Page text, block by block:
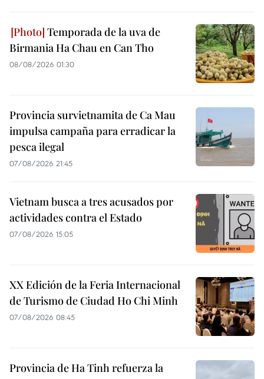
Temporada de la uva de
Birmania Ha Chau en Can Tho
08/08/2026 01:30
Provincia survietnamita de Ca Mau
impulsa campaña para erradicar la
pesca ilegal
07/08/2026 21:45
Vietnam busca a tres acusados por
actividades contra el Estado
07/08/2026 15:05
XX Edición de la Feria Internacional
de Turismo de Ciudad Ho Chi Minh
07/08/2026 08:45
Provincia de Ha Tinh refuerza la